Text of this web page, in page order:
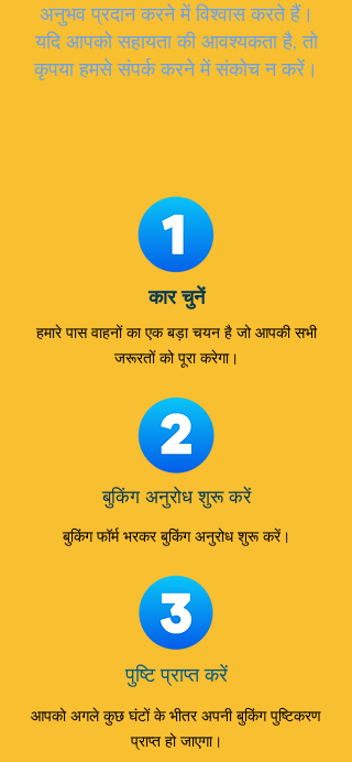
अनुभव प्रदान करने में विश्वास करते हैं।
यदि आपको सहायता की आवश्यकता है, तो
कृपया हमसे संपर्क करने में संकोच न करें।
कार चुनें
हमारे पास वाहनों का एक बड़ा चयन है जो आपकी सभी
जरूरतों को पूरा करेगा।
बुकिंग अनुरोध शुरू करें
बुकिंग फॉर्म भरकर बुकिंग अनुरोध शुरू करें।
पुष्टि प्राप्त करें
आपको अगले कुछ घंटों के भीतर अपनी बुकिंग पुष्टिकरण
प्राप्त हो जाएगा।